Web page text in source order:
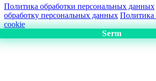
Политика обработки персональных данных
обработку персональных данных Политика
cookie
Serm